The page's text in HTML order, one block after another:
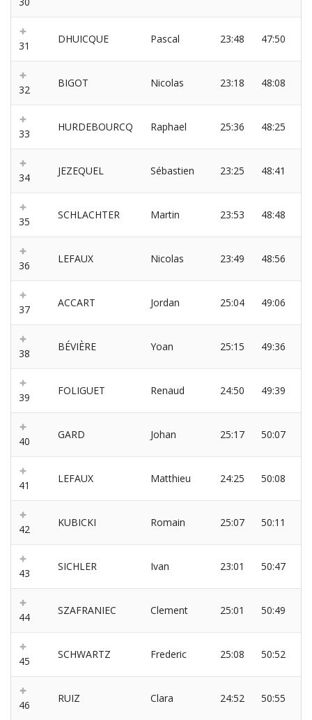
31
DHUICQUE Pascal 23:48 47:50
32
BIGOT Nicolas 23:18 48:08
33
HURDEBOURCQ Raphael 25:36 48:25
34
JEZEQUEL Sébastien 23:25 48:41
35
SCHLACHTER Martin 23:53 48:48
36
LEFAUX Nicolas 23:49 48:56
37
ACCART Jordan 25:04 49:06
38
BÉVIÈRE Yoan 25:15 49:36
39
FOLIGUET Renaud 24:50 49:39
40
GARD Johan 25:17 50:07
41
LEFAUX Matthieu 24:25 50:08
42
KUBICKI Romain 25:07 50:11
43
SICHLER Ivan 23:01 50:47
44
SZAFRANIEC Clement 25:01 50:49
45
SCHWARTZ Frederic 25:08 50:52
46
RUIZ Clara 24:52 50:55